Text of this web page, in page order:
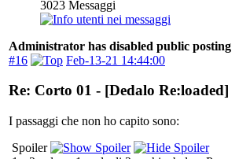
3023 Messaggi
Administrator has disabled public posting
#16
Feb-13-21 14:44:00
Re: Corto 01 - [Dedalo Re:loaded]
I passaggi che non ho capito sono:
Spoiler